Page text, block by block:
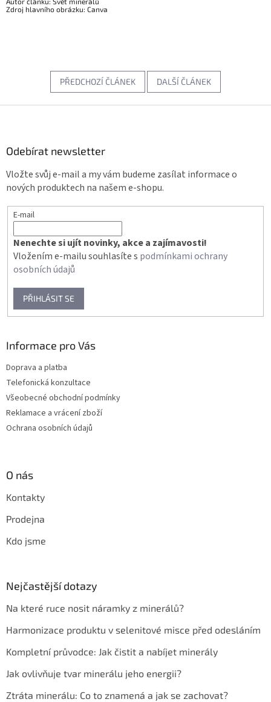
Zdroj hlavního obrázku: Canva
PŘEDCHOZÍ ČLÁNEK DALŠÍ ČLÁNEK
Odebírat newsletter
Vložte svůj e-mail a my vám budeme zasílat informace o
nových produktech na našem e-shopu.
E-mail
Nenechte si ujít novinky, akce a zajímavosti!
Vložením e-mailu souhlasíte s podmínkami ochrany
osobních údajů
PŘIHLÁSIT SE
Informace pro Vás
Doprava a platba
Telefonická konzultace
Všeobecné obchodní podmínky
Reklamace a vrácení zboží
Ochrana osobních údajů
O nás
Kontakty
Prodejna
Kdo jsme
Nejčastější dotazy
Na které ruce nosit náramky z minerálů?
Harmonizace produktu v selenitové misce před odesláním
Kompletní průvodce: Jak čistit a nabíjet minerály
Jak ovlivňuje tvar minerálu jeho energii?
Ztráta minerálu: Co to znamená a jak se zachovat?